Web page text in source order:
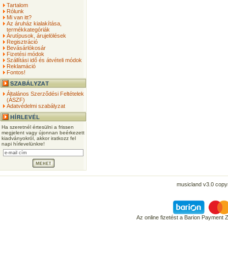
Tartalom
Rólunk
Mi van itt?
Az áruház kialakítása,
termékkategóriák
Árutípusok, árujelölések
Regisztráció
Bevásárlókosár
Fizetési módok
Szállítási idő és átvételi módok
Reklamáció
Fontos!
Általános Szerződési Feltételek
(ÁSZF)
Adatvédelmi szabályzat
Ha szeretnél értesülni a frissen
megjelent vagy újonnan beérkezett
kiadványokról, akkor iratkozz fel
napi hírlevelünkre!
musicland v3.0
Az online fizetést a Barion Payment